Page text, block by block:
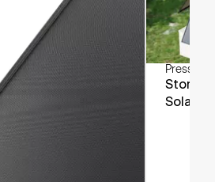
Stort
Solar